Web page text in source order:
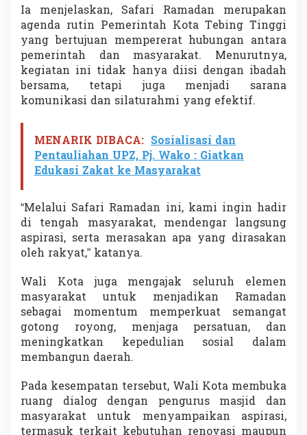
A
s
i
h
B
K
M
M
a
i
d
Ia menjelaskan, Safari Ramadan merupakan
agenda rutin Pemerintah Kota Tebing Tinggi
yang bertujuan mempererat hubungan antara
pemerintah dan masyarakat. Menurutnya,
kegiatan ini tidak hanya diisi dengan ibadah
bersama, tetapi juga menjadi sarana
komunikasi dan silaturahmi yang efektif.
MENARIK DIBACA: Sosialisasi dan
Pentauliahan UPZ, Pj. Wako : Giatkan
Edukasi Zakat ke Masyarakat
“Melalui Safari Ramadan ini, kami ingin hadir
di tengah masyarakat, mendengar langsung
aspirasi, serta merasakan apa yang dirasakan
oleh rakyat,” katanya.
Wali Kota juga mengajak seluruh elemen
masyarakat untuk menjadikan Ramadan
sebagai momentum memperkuat semangat
gotong royong, menjaga persatuan, dan
meningkatkan kepedulian sosial dalam
membangun daerah.
Pada kesempatan tersebut, Wali Kota membuka
ruang dialog dengan pengurus masjid dan
masyarakat untuk menyampaikan aspirasi,